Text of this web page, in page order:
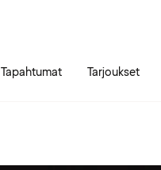
Tapahtumat Tarjoukset